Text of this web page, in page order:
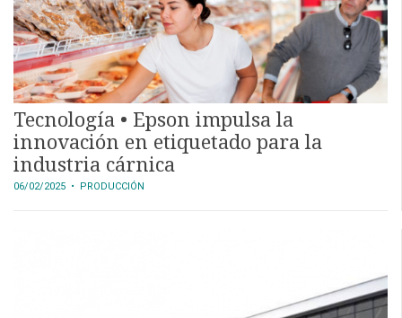
Tecnología • Epson impulsa la
innovación en etiquetado para la
industria cárnica
06/02/2025 • PRODUCCIÓN